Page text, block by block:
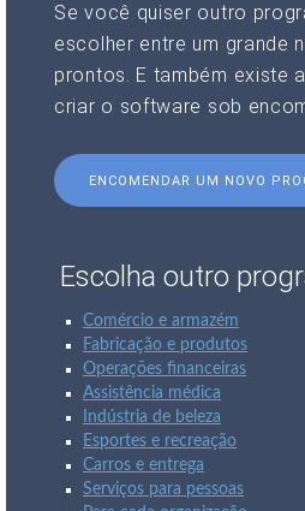
Se você quiser outro
escolher entre um grande
prontos. E também existe
criar o software sob
ENCOMENDAR UM NOVO
Escolha outro
Comércio e armazém
Fabricação e produtos
Operações financeiras
Assistência médica
Indústria de beleza
Esportes e recreação
Carros e entrega
Serviços para pessoas